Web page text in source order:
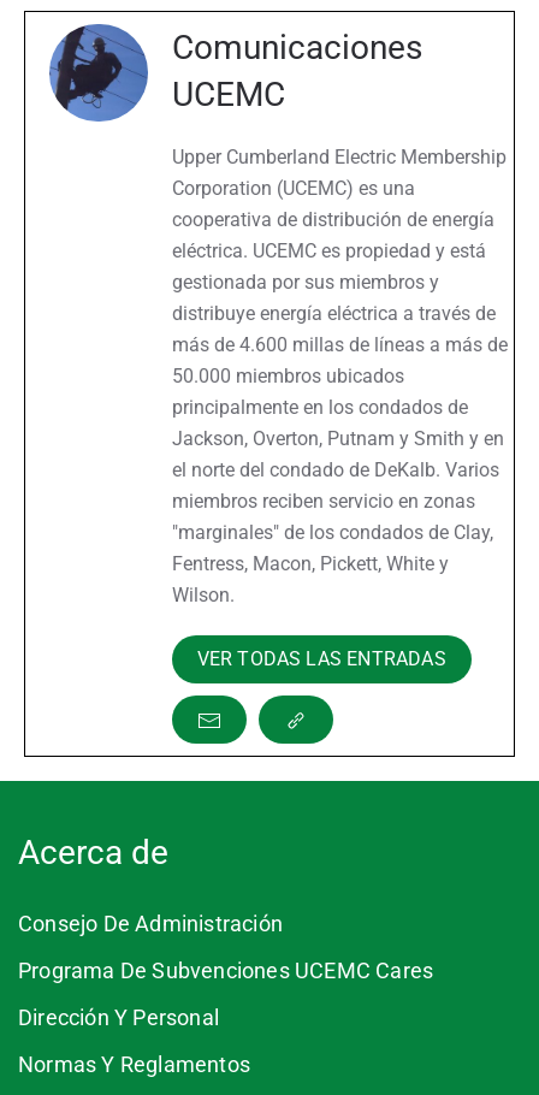
Comunicaciones
UCEMC
Upper Cumberland Electric Membership
Corporation (UCEMC) es una
cooperativa de distribución de energía
eléctrica. UCEMC es propiedad y está
gestionada por sus miembros y
distribuye energía eléctrica a través de
más de 4.600 millas de líneas a más de
50.000 miembros ubicados
principalmente en los condados de
Jackson, Overton, Putnam y Smith y en
el norte del condado de DeKalb. Varios
miembros reciben servicio en zonas
"marginales" de los condados de Clay,
Fentress, Macon, Pickett, White y
Wilson.
VER TODAS LAS ENTRADAS
Acerca de
Consejo De Administración
Programa De Subvenciones UCEMC Cares
Dirección Y Personal
Normas Y Reglamentos